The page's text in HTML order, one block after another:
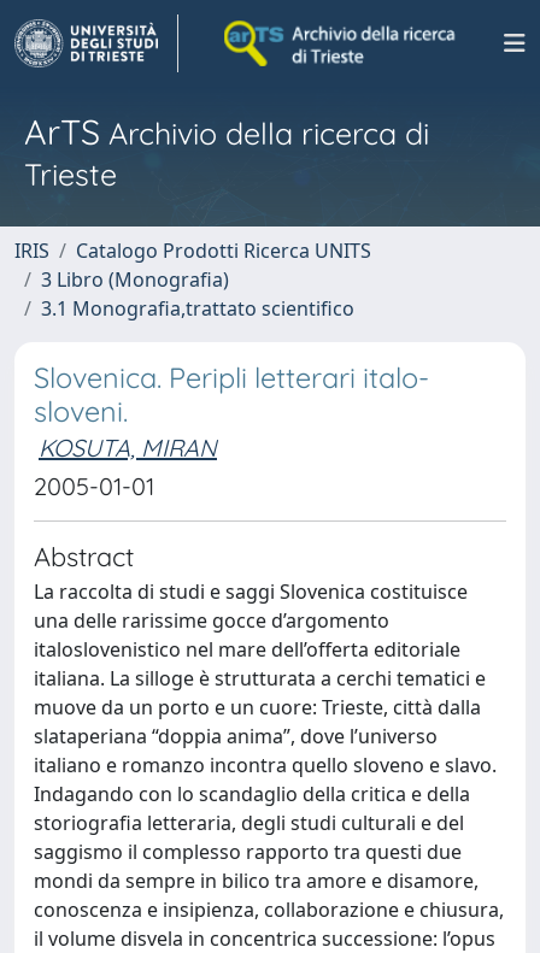
ArTS Archivio della ricerca di
Trieste
IRIS
Catalogo Prodotti Ricerca UNITS
3 Libro (Monografia)
3.1 Monografia,trattato scientifico
Slovenica. Peripli letterari italo-
sloveni.
KOSUTA, MIRAN
2005-01-01
Abstract
La raccolta di studi e saggi Slovenica costituisce
una delle rarissime gocce d’argomento
italoslovenistico nel mare dell’offerta editoriale
italiana. La silloge è strutturata a cerchi tematici e
muove da un porto e un cuore: Trieste, città dalla
slataperiana “doppia anima”, dove l’universo
italiano e romanzo incontra quello sloveno e slavo.
Indagando con lo scandaglio della critica e della
storiografia letteraria, degli studi culturali e del
saggismo il complesso rapporto tra questi due
mondi da sempre in bilico tra amore e disamore,
conoscenza e insipienza, collaborazione e chiusura,
il volume disvela in concentrica successione: l’opus